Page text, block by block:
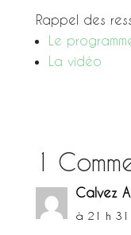
Rappel des
Le
La vidéo
1
Calvez
à 21 h 31